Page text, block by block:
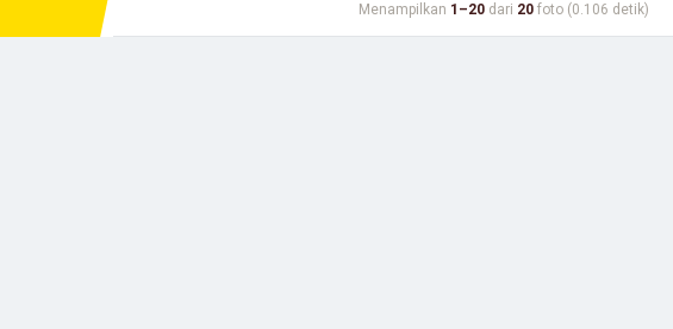
Menampilkan 1–20 dari 20 foto (0.106 detik)